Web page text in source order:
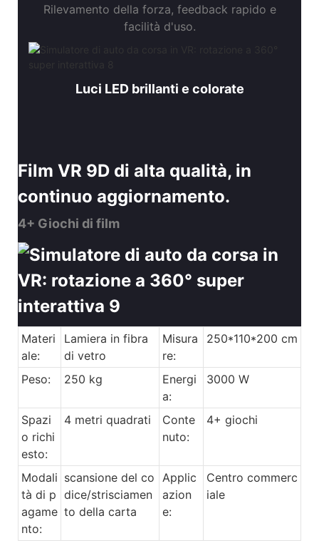
Rilevamento della forza, feedback rapido e
facilità d'uso.
Luci LED brillanti e colorate
Film VR 9D di alta qualità, in
continuo aggiornamento.
4+ Giochi di film
Materi
ale:
Lamiera in fibra
di vetro
Misura
re:
250*110*200 cm
Peso: 250 kg
Energi
a:
3000 W
Spazi
o richi
esto:
4 metri quadrati
Conte
nuto:
4+ giochi
Modali
tà di p
agame
nto:
scansione del co
dice/strisciamen
to della carta
Applic
azion
e:
Centro commerc
iale